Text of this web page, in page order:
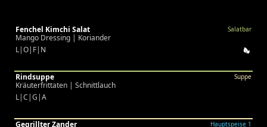
Fenchel Kimchi Salat Salatbar
Mango Dressing | Koriander
L|O|F|N
Rindsuppe Suppe
Kräuterfrittaten | Schnittlauch
L|C|G|A
Gegrillter Zander Hauptspeise 1